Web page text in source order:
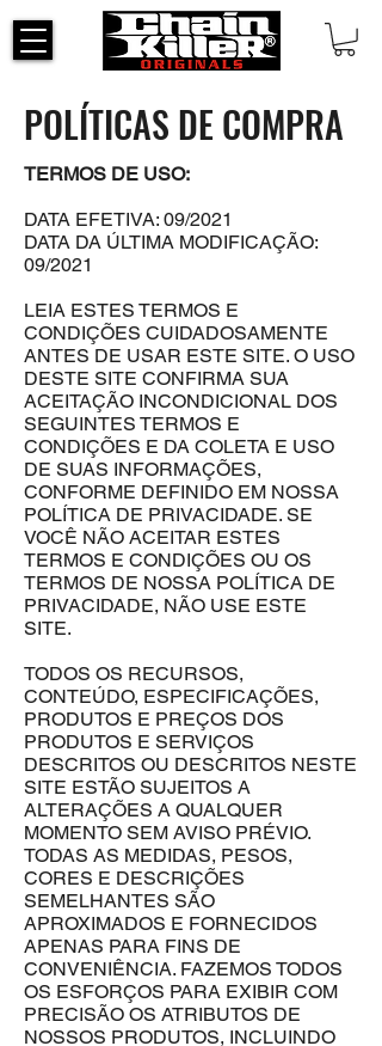
POLÍTICAS DE COMPRA
TERMOS DE USO:
DATA EFETIVA: 09/2021
DATA DA ÚLTIMA MODIFICAÇÃO:
09/2021
LEIA ESTES TERMOS E
CONDIÇÕES CUIDADOSAMENTE
ANTES DE USAR ESTE SITE. O USO
DESTE SITE CONFIRMA SUA
ACEITAÇÃO INCONDICIONAL DOS
SEGUINTES TERMOS E
CONDIÇÕES E DA COLETA E USO
DE SUAS INFORMAÇÕES,
CONFORME DEFINIDO EM NOSSA
POLÍTICA DE PRIVACIDADE. SE
VOCÊ NÃO ACEITAR ESTES
TERMOS E CONDIÇÕES OU OS
TERMOS DE NOSSA POLÍTICA DE
PRIVACIDADE, NÃO USE ESTE
SITE.
TODOS OS RECURSOS,
CONTEÚDO, ESPECIFICAÇÕES,
PRODUTOS E PREÇOS DOS
PRODUTOS E SERVIÇOS
DESCRITOS OU DESCRITOS NESTE
SITE ESTÃO SUJEITOS A
ALTERAÇÕES A QUALQUER
MOMENTO SEM AVISO PRÉVIO.
TODAS AS MEDIDAS, PESOS,
CORES E DESCRIÇÕES
SEMELHANTES SÃO
APROXIMADOS E FORNECIDOS
APENAS PARA FINS DE
CONVENIÊNCIA. FAZEMOS TODOS
OS ESFORÇOS ​​PARA EXIBIR COM
PRECISÃO OS ATRIBUTOS DE
NOSSOS PRODUTOS, INCLUINDO